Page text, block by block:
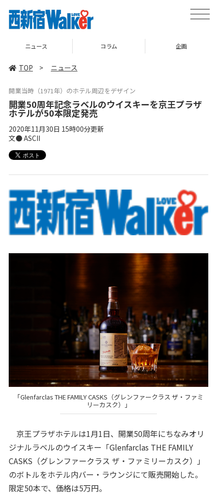
toggle
ニュース コラム 企画
TOP > ニュース
開業当時（1971年）のホテル周辺をデザイン
開業50周年記念ラベルのウイスキーを京王プラザ
ホテルが50本限定発売
2020年11月30日 15時00分更新
文● ASCII
「Glenfarclas THE FAMILY CASKS（グレンファークラス ザ・ファミ
リーカスク）」
京王プラザホテルは1月1日、開業50周年にちなみオリ
ジナルラベルのウイスキー「Glenfarclas THE FAMILY
CASKS（グレンファークラス ザ・ファミリーカスク）」
のボトルをホテル内バー・ラウンジにて販売開始した。
限定50本で、価格は5万円。